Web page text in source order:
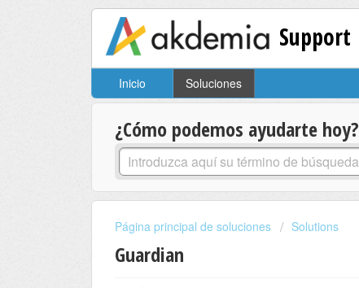
Support
Inicio Soluciones
¿Cómo podemos ayudarte hoy?
Página principal de soluciones Solutions
Guardian